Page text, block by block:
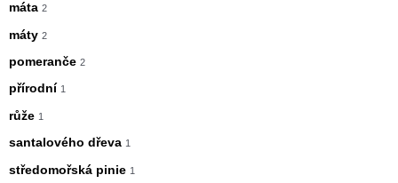
máta 2
máty 2
pomeranče 2
přírodní 1
růže 1
santalového dřeva 1
středomořská pinie 1